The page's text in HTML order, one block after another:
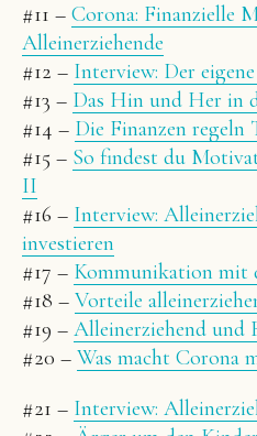
#11 – Corona: Finanzielle
Alleinerziehende
#12 – Interview: Der
#13 – Das Hin und Her in
#14 – Die Finanzen regeln
#15 – So findest du
II
#16 – Interview:
investieren
#17 – Kommunikation mit
#18 – Vorteile
#19 – Alleinerziehend und
#20 – Was macht Corona
#21 – Interview: